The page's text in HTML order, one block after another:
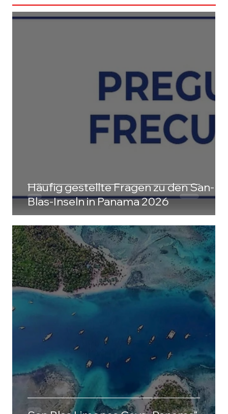
Häufig gestellte Fragen zu den San-
Blas-Inseln in Panama 2026